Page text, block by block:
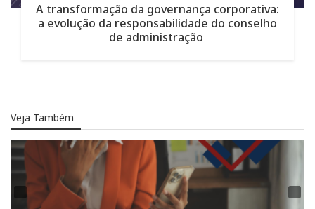
A transformação da governança corporativa:
a evolução da responsabilidade do conselho
de administração
Veja Também